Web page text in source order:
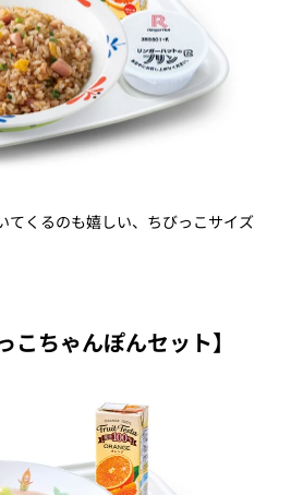
てくるのも嬉しい、ちびっこサイズ
ちゃんぽんセット】